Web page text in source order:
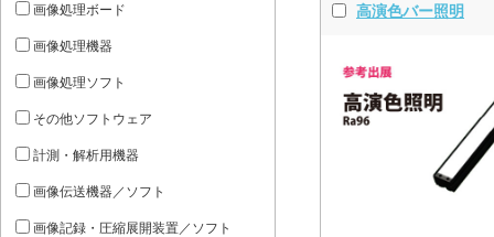
高演色バー照明
画像処理ボード
画像処理機器
画像処理ソフト
その他ソフトウェア
計測・解析用機器
画像伝送機器／ソフト
画像記録・圧縮展開装置／ソフト